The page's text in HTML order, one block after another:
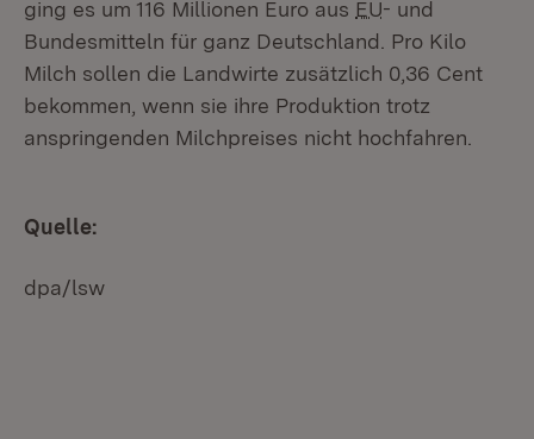
ging es um 116 Millionen Euro aus EU- und
Bundesmitteln für ganz Deutschland. Pro Kilo
Milch sollen die Landwirte zusätzlich 0,36 Cent
bekommen, wenn sie ihre Produktion trotz
anspringenden Milchpreises nicht hochfahren.
Quelle:
dpa/lsw